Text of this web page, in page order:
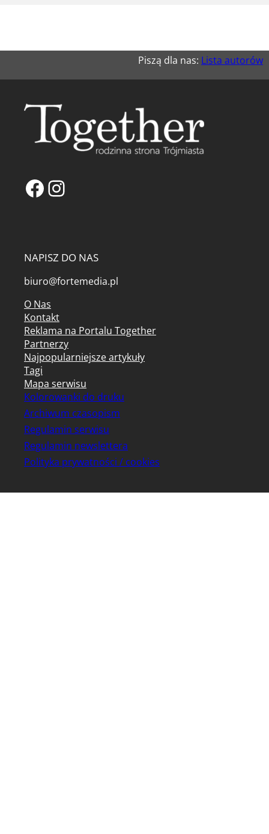
Piszą dla nas: Lista autorów
Facebook
Instagram
NAPISZ DO NAS
biuro@fortemedia.pl
O Nas
Kontakt
Reklama na Portalu Together
Partnerzy
Najpopularniejsze artykuły
Tagi
Mapa serwisu
Kolorowanki do druku
Archiwum czasopism
Regulamin serwisu
Regulamin newslettera
Polityka prywatności / cookies